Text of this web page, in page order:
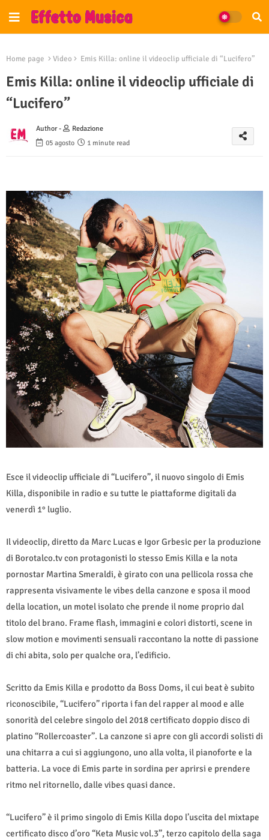
Home page Video Emis Killa: online il videoclip ufficiale di “Lucifero”
Emis Killa: online il videoclip ufficiale di
“Lucifero”
Author -
Redazione
05 agosto
1 minute read
Esce il videoclip ufficiale di “Lucifero”, il nuovo singolo di Emis
Killa, disponibile in radio e su tutte le piattaforme digitali da
venerdì 1° luglio.
Il videoclip, diretto da Marc Lucas e Igor Grbesic per la produzione
di Borotalco.tv con protagonisti lo stesso Emis Killa e la nota
pornostar Martina Smeraldi, è girato con una pellicola rossa che
rappresenta visivamente le vibes della canzone e sposa il mood
della location, un motel isolato che prende il nome proprio dal
titolo del brano. Frame flash, immagini e colori distorti, scene in
slow motion e movimenti sensuali raccontano la notte di passione
di chi abita, solo per qualche ora, l’edificio.
Scritto da Emis Killa e prodotto da Boss Doms, il cui beat è subito
riconoscibile, “Lucifero” riporta i fan del rapper al mood e alle
sonorità del celebre singolo del 2018 certificato doppio disco di
platino “Rollercoaster”. La canzone si apre con gli accordi solisti di
una chitarra a cui si aggiungono, uno alla volta, il pianoforte e la
batteria. La voce di Emis parte in sordina per aprirsi e prendere
ritmo nel ritornello, dalle vibes quasi dance.
“Lucifero” è il primo singolo di Emis Killa dopo l’uscita del mixtape
certificato disco d’oro “Keta Music vol.3”, terzo capitolo della saga